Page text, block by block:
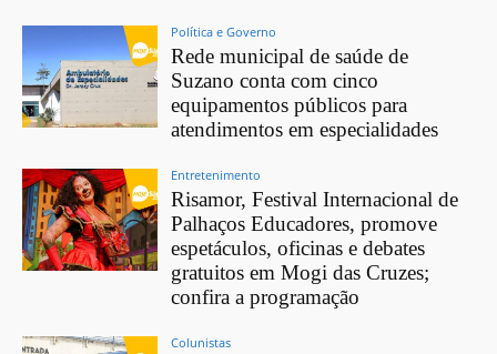
Política e Governo
Rede municipal de saúde de
Suzano conta com cinco
equipamentos públicos para
atendimentos em especialidades
Entretenimento
Risamor, Festival Internacional de
Palhaços Educadores, promove
espetáculos, oficinas e debates
gratuitos em Mogi das Cruzes;
confira a programação
Colunistas